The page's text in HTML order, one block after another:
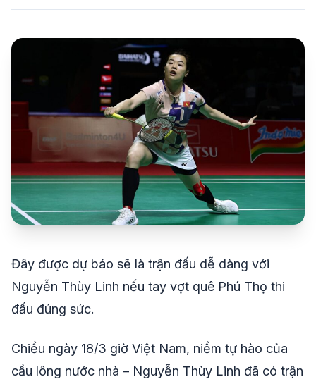
Đây được dự báo sẽ là trận đấu dễ dàng với
Nguyễn Thùy Linh nếu tay vợt quê Phú Thọ thi
đấu đúng sức.
Chiều ngày 18/3 giờ Việt Nam, niềm tự hào của
cầu lông nước nhà – Nguyễn Thùy Linh đã có trận